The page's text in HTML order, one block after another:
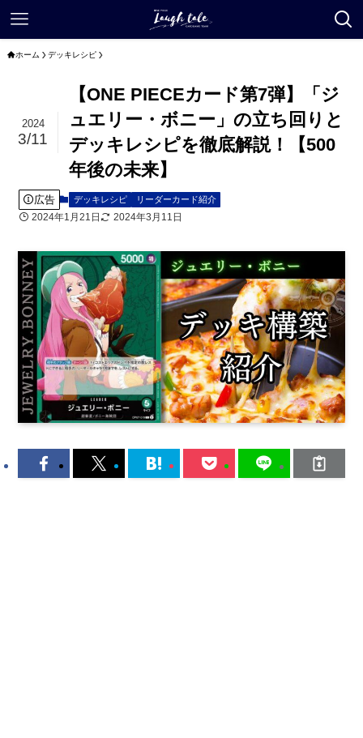
ホーム デッキレシピ
【ONE PIECEカード第7弾】「ジ
ュエリー・ボニー」の立ち回りと
デッキレシピを徹底解説！【500
年後の未来】
2024
3/11
広告 デッキレシピ リーダーカード紹介
2024年1月21日 2024年3月11日